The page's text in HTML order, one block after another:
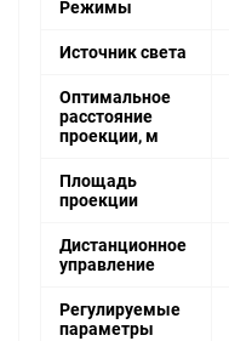
Режимы
Источник света
Оптимальное
расстояние
проекции, м
Площадь
проекции
Дистанционное
управление
Регулируемые
параметры